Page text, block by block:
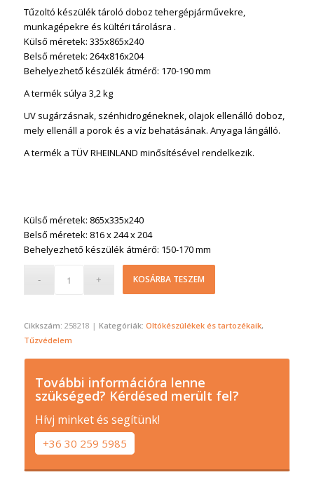
Tűzoltó készülék tároló doboz tehergépjárművekre,
munkagépekre és kültéri tárolásra .
Külső méretek: 335x865x240
Belső méretek: 264x816x204
Behelyezhető készülék átmérő: 170-190 mm
A termék súlya 3,2 kg
UV sugárzásnak, szénhidrogéneknek, olajok ellenálló doboz,
mely ellenáll a porok és a víz behatásának. Anyaga lángálló.
A termék a TÜV RHEINLAND minősítésével rendelkezik.
Külső méretek: 865x335x240
Belső méretek: 816 x 244 x 204
Behelyezhető készülék átmérő: 150-170 mm
KOSÁRBA TESZEM
Cikkszám: 258218 Kategóriák: Oltókészülékek és tartozékaik,
Tűzvédelem
További információra lenne
szükséged? Kérdésed merült fel?
Hívj minket és segítünk!
+36 30 259 5985